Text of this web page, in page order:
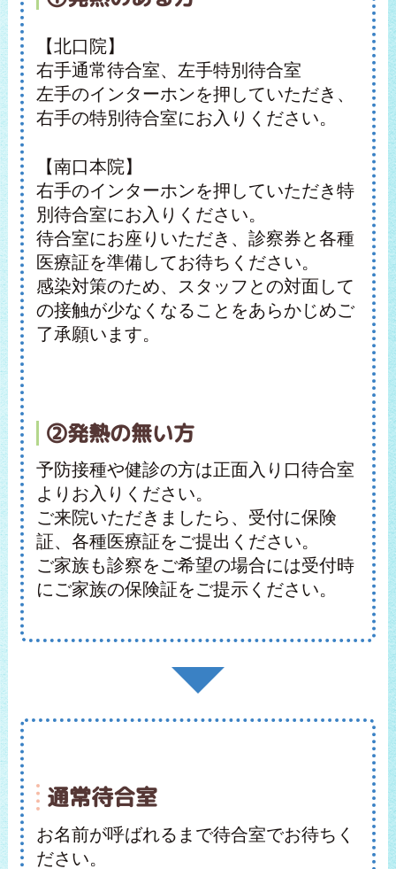
【北口院】
右手通常待合室、左手特別待合室
左手のインターホンを押していただき、
右手の特別待合室にお入りください。
【南口本院】
右手のインターホンを押していただき特
別待合室にお入りください。
待合室にお座りいただき、診察券と各種
医療証を準備してお待ちください。
感染対策のため、スタッフとの対面して
の接触が少なくなることをあらかじめご
了承願います。
②発熱の無い方
予防接種や健診の方は正面入り口待合室
よりお入りください。
ご来院いただきましたら、受付に保険
証、各種医療証をご提出ください。
ご家族も診察をご希望の場合には受付時
にご家族の保険証をご提示ください。
通常待合室
お名前が呼ばれるまで待合室でお待ちく
ださい。